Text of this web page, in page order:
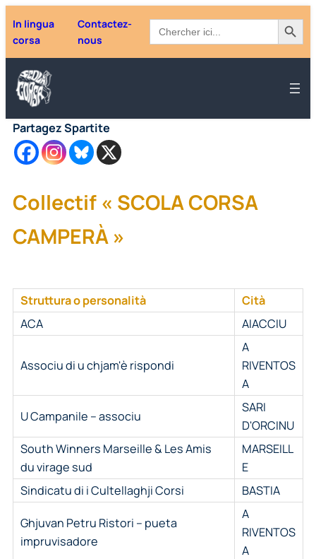
In lingua
corsa
Contactez-
nous
Search
for:
Search Button
Partagez Spartite
Collectif « SCOLA CORSA
CAMPERÀ »
Struttura o personalità
Cità
ACA
AIACCIU
Associu di u chjam'è rispondi
A
RIVENTOS
A
U Campanile – associu
SARI
D'ORCINU
South Winners Marseille & Les Amis
du virage sud
MARSEILL
E
Sindicatu di i Cultellaghji Corsi
BASTIA
Ghjuvan Petru Ristori – pueta
impruvisadore
A
RIVENTOS
A